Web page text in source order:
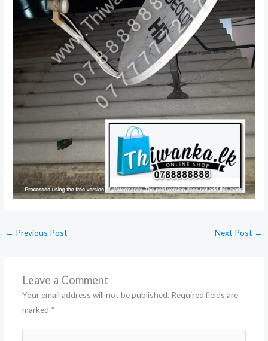
← Previous Post Next Post →
Leave a Comment
Your email address will not be published. Required fields are
marked *